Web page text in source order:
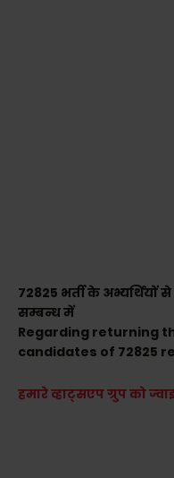
72825 भर्ती के
सम्बन्ध में
Regarding returning
candidates of 72825
हमारे व्हाट्सएप ग्रुप को